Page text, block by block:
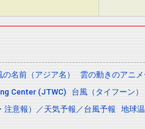
の名前（アジア名） 雲の動きのアニメ
Center (JTWC) 台風（タイフーン
注意報）／天気予報／台風予報 地球